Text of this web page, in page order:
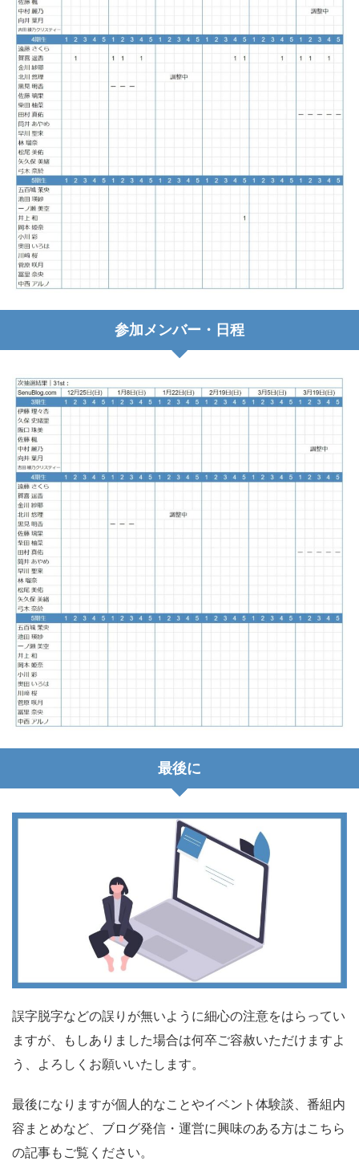
参加メンバー・日程
最後に
誤字脱字などの誤りが無いように細心の注意をはらってい
ますが、もしありました場合は何卒ご容赦いただけますよ
う、よろしくお願いいたします。
最後になりますが個人的なことやイベント体験談、番組内
容まとめなど、ブログ発信・運営に興味のある方はこちら
の記事もご覧ください。